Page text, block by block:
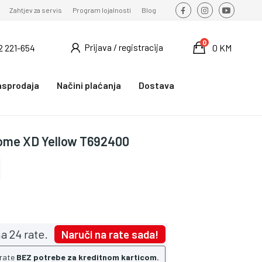
Zahtjev za servis Program lojalnosti Blog
221-654 Prijava / registracija 0 KM
0
Načini plaćanja
Dostava
XD Yellow T692400
24 rate. Naruči na rate sada!
BEZ potrebe za kreditnom karticom.